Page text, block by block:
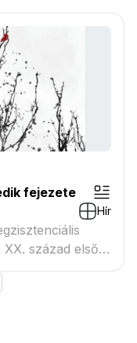
fejezete
Hír
század első